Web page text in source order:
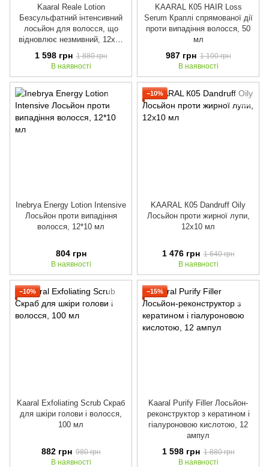
Kaaral Reale Lotion
Безсульфатний інтенсивний
лосьйон для волосся, що
відновлює незмивний, 12х10
1 598 грн 1 880 грн
В наявності
KAARAL К05 HAIR Loss
Serum Краплі спрямованої дії
проти випадіння волосся, 50
мл
987 грн 1 100 грн
В наявності
Inebrya Energy Lotion Intensive
Лосьйон проти випадіння
волосся, 12*10 мл
804 грн
В наявності
−10%
KAARAL К05 Dandruff Oily
Лосьйон проти жирної лупи,
12x10 мл
1 476 грн 1 640 грн
В наявності
−10%
Kaaral Exfoliating Scrub Скраб
для шкіри голови і волосся,
100 мл
882 грн 980 грн
В наявності
−15%
Kaaral Purify Filler Лосьйон-
реконструктор з кератином і
гіалуроновою кислотою, 12
ампул
1 598 грн 1 880 грн
В наявності